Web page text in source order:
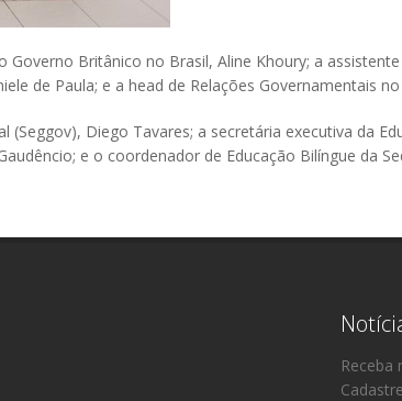
Britânico no Brasil, Aline Khoury; a
de Paula; e a head de Relações Governamentais
Diego Tavares; a secretária executiva da
e o coordenador de Educação Bilíngue da
Receba